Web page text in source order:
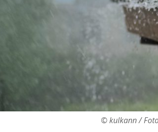
© kulkann /